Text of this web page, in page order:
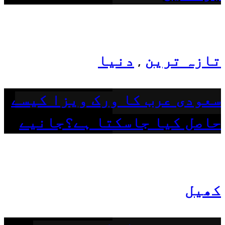
تازہ ترین , دنیا
سعودی عرب کا ورک ویزا کیسے
حاصل کیا جاسکتا ہے؟جانیے
کھیل